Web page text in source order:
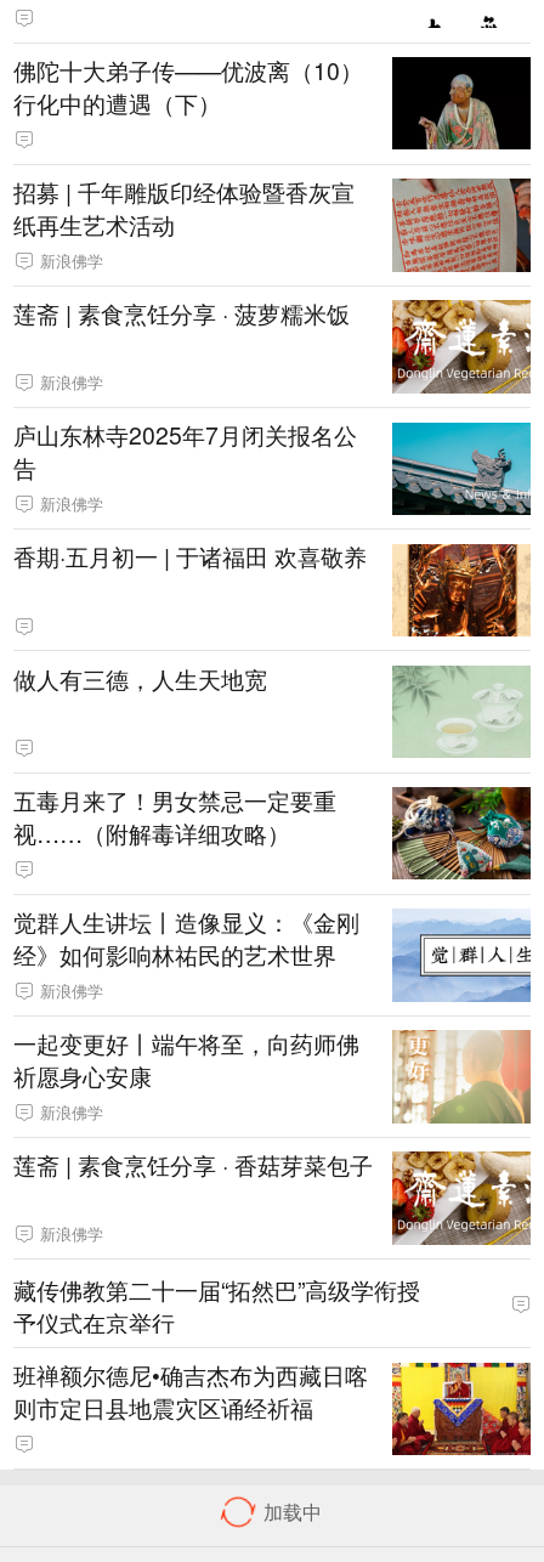
佛陀十大弟子传——优波离（10）
行化中的遭遇（下）
招募 | 千年雕版印经体验暨香灰宣
纸再生艺术活动
新浪佛学
莲斋 | 素食烹饪分享 · 菠萝糯米饭
新浪佛学
庐山东林寺2025年7月闭关报名公
告
新浪佛学
香期·五月初一 | 于诸福田 欢喜敬养
做人有三德，人生天地宽
五毒月来了！男女禁忌一定要重
视……（附解毒详细攻略）
觉群人生讲坛丨造像显义：《金刚
经》如何影响林祐民的艺术世界
新浪佛学
一起变更好丨端午将至，向药师佛
祈愿身心安康
新浪佛学
莲斋 | 素食烹饪分享 · 香菇芽菜包子
新浪佛学
藏传佛教第二十一届“拓然巴”高级学衔授
予仪式在京举行
班禅额尔德尼•确吉杰布为西藏日喀
则市定日县地震灾区诵经祈福
佛教常识答问——巴利文三藏内容